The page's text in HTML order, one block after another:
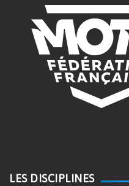
LES DISCIPLINES